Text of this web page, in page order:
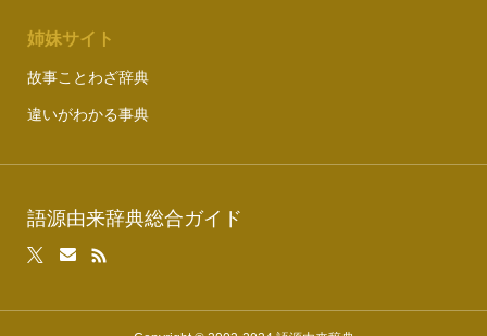
姉妹サイト
故事ことわざ辞典
違いがわかる事典
語源由来辞典総合ガイド